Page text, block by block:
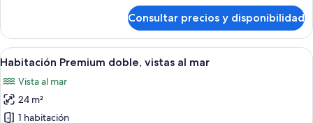
triple
Premium,
terraza,
al
mar
Consultar precios y disponibilidad
Abrir
todas
las
fotos
de
Una habitación de hotel moderna
5
Habitación Premium doble, vistas al mar
Vista al mar
24 m²
1 habitación